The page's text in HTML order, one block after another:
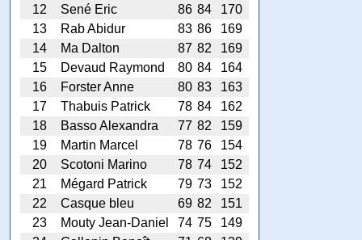
12
Sené Eric 86 84
170
13
Rab Abidur 83 86
169
14
Ma Dalton 87 82
169
15
Devaud Raymond 80 84
164
16
Forster Anne 80 83
163
17
Thabuis Patrick 78 84
162
18
Basso Alexandra 77 82
159
19
Martin Marcel 78 76
154
20
Scotoni Marino 78 74
152
21
Mégard Patrick 79 73
152
22
Casque bleu 69 82
151
23
Mouty Jean-Daniel 74 75
149